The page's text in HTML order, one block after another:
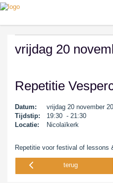
vrijdag 20
Repetitie
Datum:
vrijdag 20 november
Tijdstip:
19:30 - 21:30
Locatie:
Nicolaïkerk
Repetitie voor festival of lessons
terug